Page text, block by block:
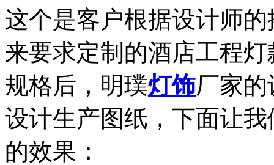
这个是客户根据设计师
来要求定制的酒店工程
规格后，明璞灯饰厂家
设计生产图纸，下面让
的效果：